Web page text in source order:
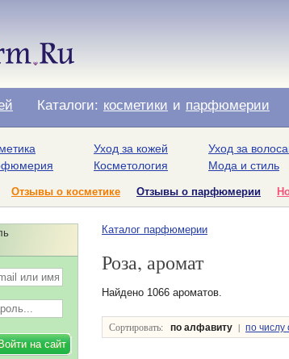
Каталоги: косметики и парфюмерии
Уход за кожей
Косметология
Уход за
Мода и стиль
Отзывы о косметике Отзывы о парфюмерии
Каталог парфюмерии
Роза, аромат
Найдено 1066 ароматов.
Сортировать: по алфавиту | по числу